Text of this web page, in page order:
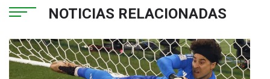
NOTICIAS RELACIONADAS